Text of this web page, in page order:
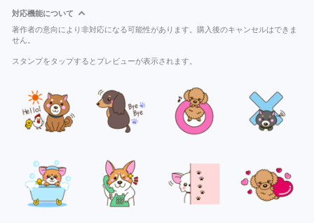
対応機能について
著作者の意向により非対応になる可能性があります。購入後のキャンセルはできま
せん。
スタンプをタップするとプレビューが表示されます。